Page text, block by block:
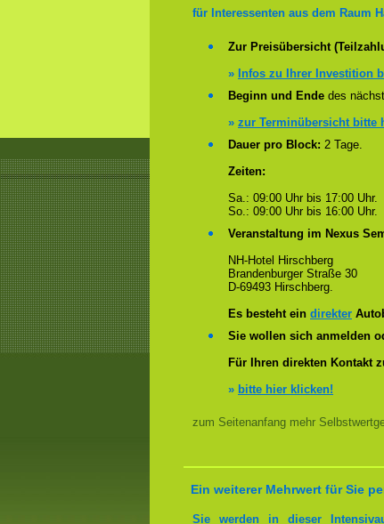
für Interessenten aus dem Raum
Zur Preisübersicht
» Infos zu Ihrer Investition
Beginn und Ende des
» zur Terminübersicht bitte
Dauer pro Block: 2 Tage.
Zeiten:
Sa.: 09:00 Uhr bis 17:00 Uhr.
So.: 09:00 Uhr bis 16:00 Uhr.
Veranstaltung im Nexus
NH-Hotel Hirschberg
Brandenburger Straße 30
D-69493 Hirschberg.
Es besteht ein direkter
Sie wollen sich anmelden
Für Ihren direkten Kontakt
» bitte hier klicken!
zum Seitenanfang mehr
Ein weiterer Mehrwert für Sie
Sie werden in dieser